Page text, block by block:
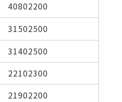
40802200
31502500
31402500
22102300
21902200